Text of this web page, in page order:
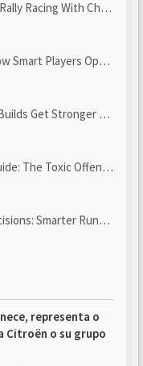
With Challenging Track...
Optimize Gear, Build...
With u4gm’s Ice C...
Offensive Scheme Your ...
Runs With U4N
representa o
Citroën o su grupo